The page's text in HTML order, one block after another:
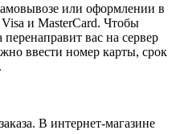
или оформлении в
и MasterCard. Чтобы
вас на сервер
ввести номер карты, срок
В интернет-магазине